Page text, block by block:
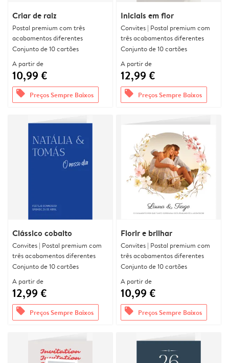
Criar de raiz
Postal premium com três
acabamentos diferentes
Conjunto de 10 cartões
A partir de
10,99 €
offers Preços Sempre Baixos
Iniciais em flor
Convites | Postal premium com
três acabamentos diferentes
Conjunto de 10 cartões
A partir de
12,99 €
offers Preços Sempre Baixos
Clássico cobalto
Convites | Postal premium com
três acabamentos diferentes
Conjunto de 10 cartões
A partir de
12,99 €
offers Preços Sempre Baixos
Florir e brilhar
Convites | Postal premium com
três acabamentos diferentes
Conjunto de 10 cartões
A partir de
10,99 €
offers Preços Sempre Baixos